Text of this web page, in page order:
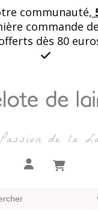
communauté,
commande
dès 80

de la